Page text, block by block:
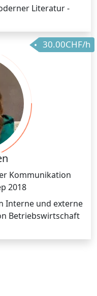
Literatur -
hat mir die
kommunikative
resultierenden
zu
Ansatz und
mit den
30.00CHF/h
Kommunikation
2018
Interne und externe
Betriebswirtschaft
Externe
Externe